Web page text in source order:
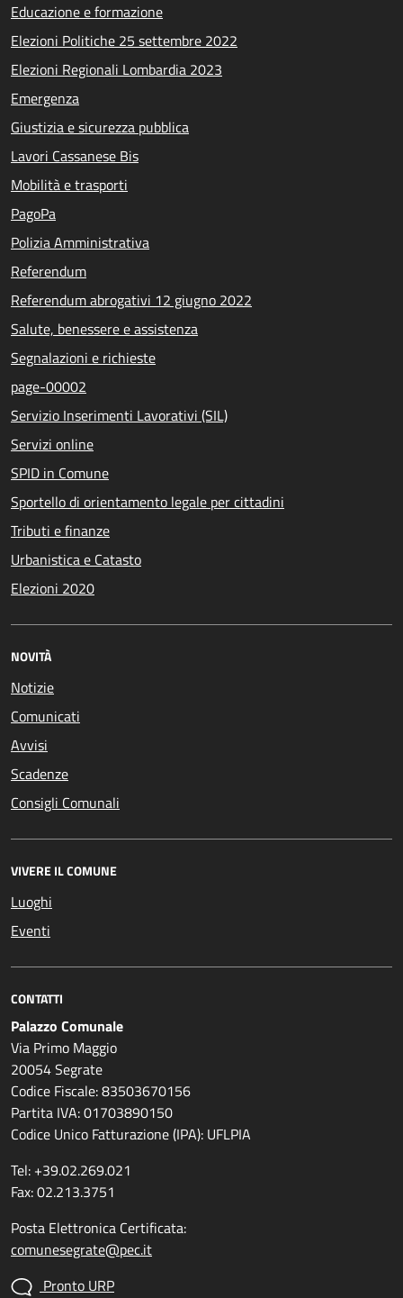
Educazione e formazione
Elezioni Politiche 25 settembre 2022
Elezioni Regionali Lombardia 2023
Emergenza
Giustizia e sicurezza pubblica
Lavori Cassanese Bis
Mobilità e trasporti
PagoPa
Polizia Amministrativa
Referendum
Referendum abrogativi 12 giugno 2022
Salute, benessere e assistenza
Segnalazioni e richieste
page-00002
Servizio Inserimenti Lavorativi (SIL)
Servizi online
SPID in Comune
Sportello di orientamento legale per cittadini
Tributi e finanze
Urbanistica e Catasto
Elezioni 2020
NOVITÀ
Notizie
Comunicati
Avvisi
Scadenze
Consigli Comunali
VIVERE IL COMUNE
Luoghi
Eventi
CONTATTI
Palazzo Comunale
Via Primo Maggio
20054 Segrate
Codice Fiscale: 83503670156
Partita IVA: 01703890150
Codice Unico Fatturazione (IPA): UFLPIA
Tel: +39.02.269.021
Fax: 02.213.3751
Posta Elettronica Certificata:
comunesegrate@pec.it
Pronto URP